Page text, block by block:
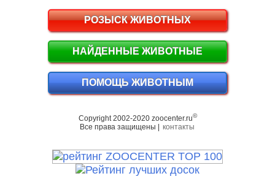
РОЗЫСК ЖИВОТНЫХ
НАЙДЕННЫЕ ЖИВОТНЫЕ
ПОМОЩЬ ЖИВОТНЫМ
Copyright 2002-2020 zoocenter.ru©
Все права защищены | контакты